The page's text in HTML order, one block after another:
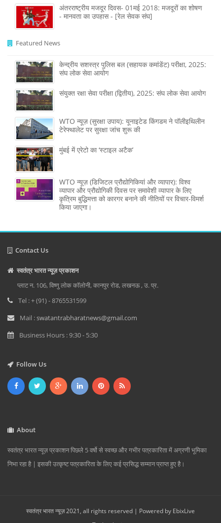
अंतरराष्ट्रीय मजदूर दिवस- 01मई 2018: मजदूरों का शोषण
- मानवता का उपहास - [रेल सेवक संघ]
Featured News
केन्द्रीय सशस्‍त्र पुलिस बल (सहायक कमांडेंट) परीक्षा, 2025:
संघ लोक सेवा आयोग
संयुक्त रक्षा सेवा परीक्षा (द्वितीय), 2025: संघ लोक सेवा आयोग
WTO न्यूज़ (सुरक्षा उपाय): यूनाइटेड किंगडम ने पॉलीइथिलीन
टेरेफ्थालेट पर सुरक्षा जांच शुरू की
मुंबई में एरेटो का ‘स्टाइल अटैक’
WTO न्यूज़ (डिजिटल प्रौद्योगिकियां और व्यापार): विश्व
व्यापार और प्रौद्योगिकी दिवस पर समावेशी व्यापार के लिए
कृत्रिम बुद्धिमत्ता को कारगर बनाने की नीतियों पर विचार-विमर्श
किया जाएगा।
Contact Us
स्वतंत्र भारत न्यूज़ प्रकाशन
प्लाट न. 106, विष्णु लोक कॉलोनी, कानपुर रोड, लखनऊ , उ. प्र.
Tel : + (91) - 8765531599
Mail :swatantrabharatnews@gmail.com
Business Hours : 9:30 - 5:30
Follow Us
About
स्वतंत्र भारत न्यूज़ प्रकाशन पिछले 5 वर्षो से स्वच्छ और गभीर पत्रकारिता में अग्रणी भूमिका
निभा रहा है | इसकी उत्कृष्ट पत्रकारिता के लिए कई प्रसिद्ध सम्मान प्राप्त हुए है।
स्वतंत्र भारत न्यूज़ 2021, all rights reserved | Powered by EbixLive